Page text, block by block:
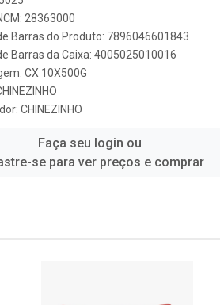
28363000
Barras do Produto: 7896046601843
Barras da Caixa: 4005025010016
CX 10X500G
CHINEZINHO
Faça seu login ou
se para ver preços e comprar